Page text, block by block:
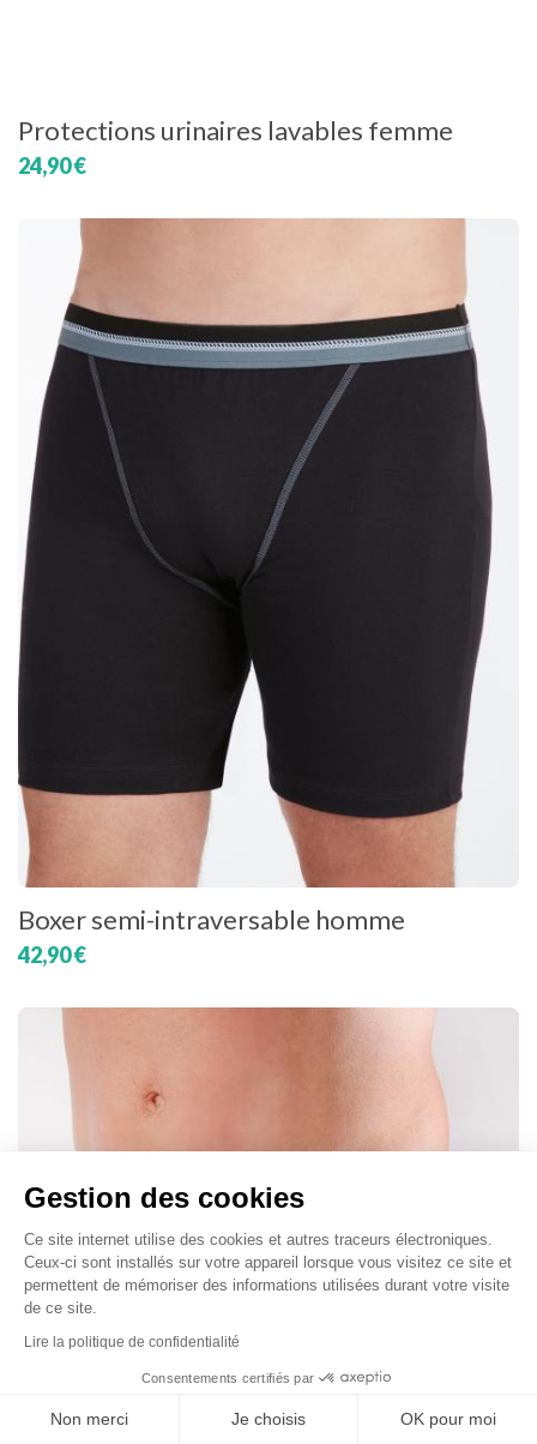
Protections urinaires lavables femme
24,90 €
Boxer semi-intraversable homme
42,90 €
Gestion des cookies
Ce site internet utilise des cookies et autres traceurs électroniques.
Ceux-ci sont installés sur votre appareil lorsque vous visitez ce site et
permettent de mémoriser des informations utilisées durant votre visite
de ce site.
Lire la politique de confidentialité
Consentements certifiés par
Non merci Je choisis OK pour moi